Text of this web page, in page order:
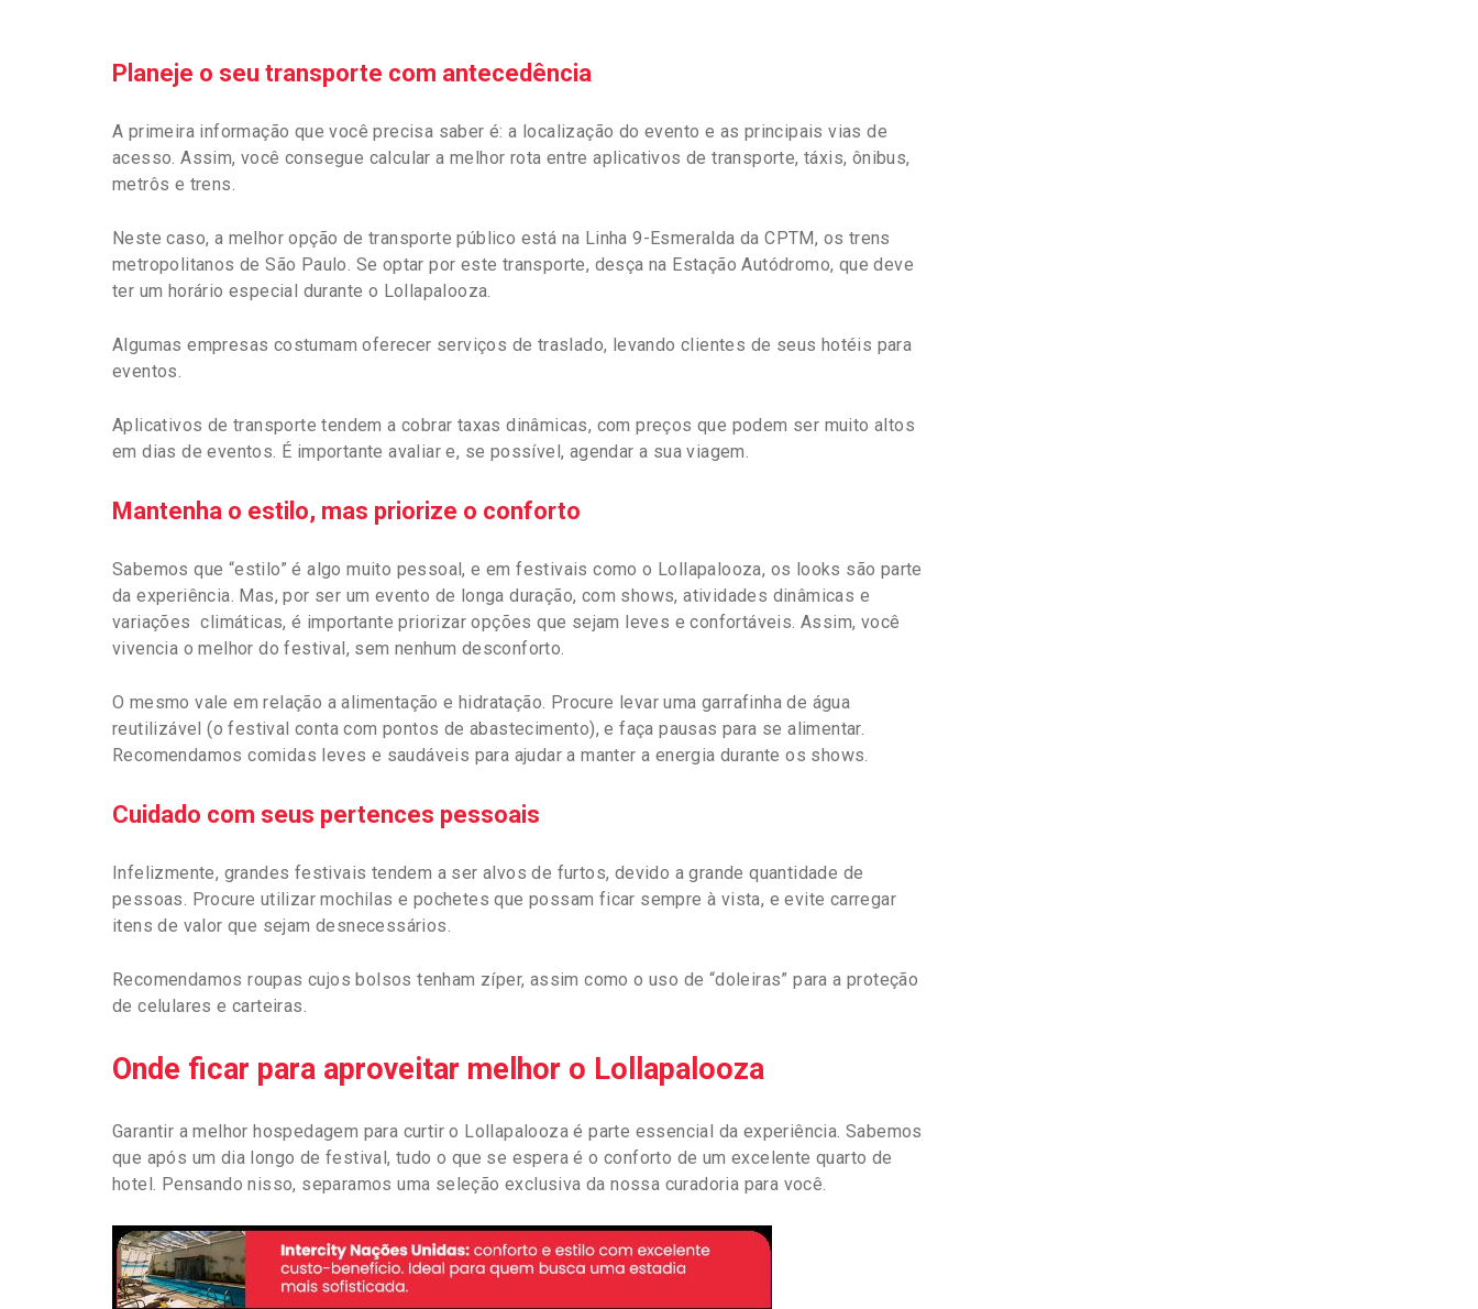
Planeje o seu transporte com antecedência
A primeira informação que você precisa saber é: a localização do evento e as principais vias de
acesso. Assim, você consegue calcular a melhor rota entre aplicativos de transporte, táxis, ônibus,
metrôs e trens.
Neste caso, a melhor opção de transporte público está na Linha 9-Esmeralda da CPTM, os trens
metropolitanos de São Paulo. Se optar por este transporte, desça na Estação Autódromo, que deve
ter um horário especial durante o Lollapalooza.
Algumas empresas costumam oferecer serviços de traslado, levando clientes de seus hotéis para
eventos.
Aplicativos de transporte tendem a cobrar taxas dinâmicas, com preços que podem ser muito altos
em dias de eventos. É importante avaliar e, se possível, agendar a sua viagem.
Mantenha o estilo, mas priorize o conforto
Sabemos que “estilo” é algo muito pessoal, e em festivais como o Lollapalooza, os looks são parte
da experiência. Mas, por ser um evento de longa duração, com shows, atividades dinâmicas e
variações climáticas, é importante priorizar opções que sejam leves e confortáveis. Assim, você
vivencia o melhor do festival, sem nenhum desconforto.
O mesmo vale em relação a alimentação e hidratação. Procure levar uma garrafinha de água
reutilizável (o festival conta com pontos de abastecimento), e faça pausas para se alimentar.
Recomendamos comidas leves e saudáveis para ajudar a manter a energia durante os shows.
Cuidado com seus pertences pessoais
Infelizmente, grandes festivais tendem a ser alvos de furtos, devido a grande quantidade de
pessoas. Procure utilizar mochilas e pochetes que possam ficar sempre à vista, e evite carregar
itens de valor que sejam desnecessários.
Recomendamos roupas cujos bolsos tenham zíper, assim como o uso de “doleiras” para a proteção
de celulares e carteiras.
Onde ficar para aproveitar melhor o Lollapalooza
Garantir a melhor hospedagem para curtir o Lollapalooza é parte essencial da experiência. Sabemos
que após um dia longo de festival, tudo o que se espera é o conforto de um excelente quarto de
hotel. Pensando nisso, separamos uma seleção exclusiva da nossa curadoria para você.